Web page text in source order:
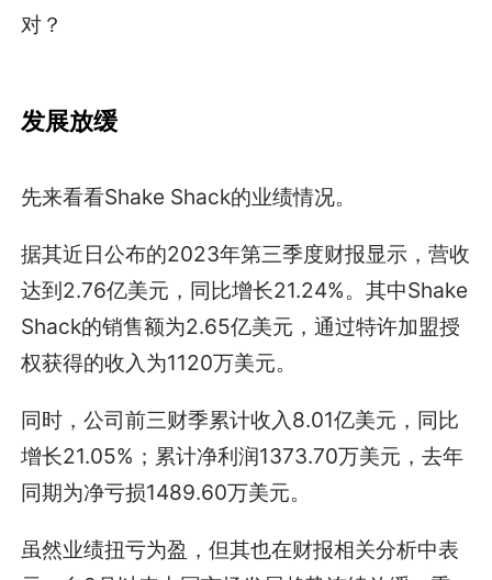
对？
发展放缓
先来看看Shake Shack的业绩情况。
据其近日公布的2023年第三季度财报显示，营收
达到2.76亿美元，同比增长21.24%。其中Shake
Shack的销售额为2.65亿美元，通过特许加盟授
权获得的收入为1120万美元。
同时，公司前三财季累计收入8.01亿美元，同比
增长21.05%；累计净利润1373.70万美元，去年
同期为净亏损1489.60万美元。
虽然业绩扭亏为盈，但其也在财报相关分析中表